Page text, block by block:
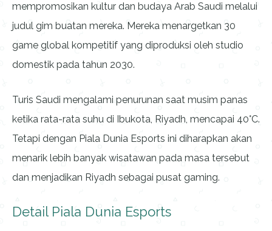
mempromosikan kultur dan budaya Arab Saudi melalui
judul gim buatan mereka. Mereka menargetkan 30
game global kompetitif yang diproduksi oleh studio
domestik pada tahun 2030.
Turis Saudi mengalami penurunan saat musim panas
ketika rata-rata suhu di Ibukota, Riyadh, mencapai 40°C.
Tetapi dengan Piala Dunia Esports ini diharapkan akan
menarik lebih banyak wisatawan pada masa tersebut
dan menjadikan Riyadh sebagai pusat gaming.
Detail Piala Dunia Esports